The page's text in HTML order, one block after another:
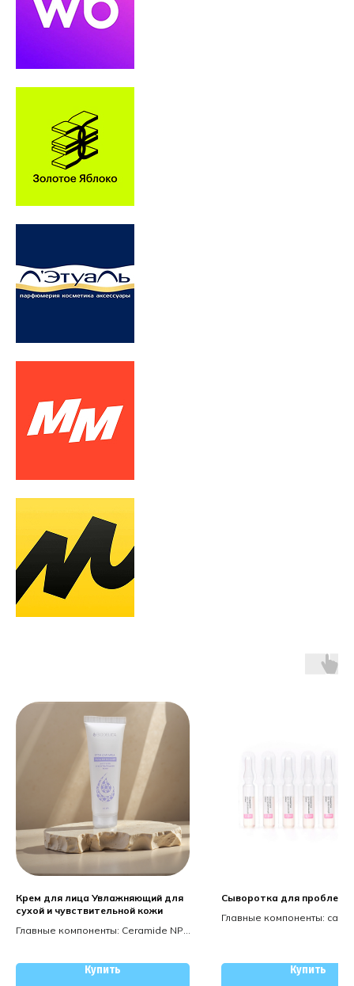
Крем для лица Увлажняющий для
сухой и чувствительной кожи
Главные компоненты: Ceramide NP,
Купить
Сыворотка для
Главные компоненты:
Купить